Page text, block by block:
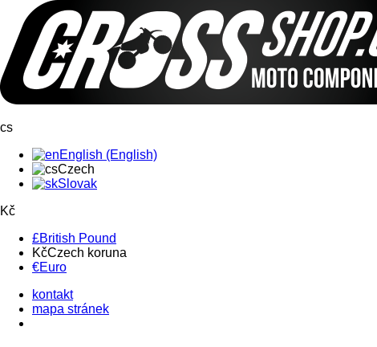
cs
English (English)
Czech
Slovak
Kč
£British Pound
KčCzech koruna
€Euro
kontakt
mapa stránek